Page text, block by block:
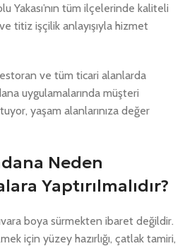
Yakası’nın tüm ilçelerinde kaliteli
titiz işçilik anlayışıyla hizmet
ve tüm ticari alanlarda
uygulamalarında müşteri
yaşam alanlarınıza değer
Neden
Yaptırılmalıdır?
boya sürmekten ibaret değildir.
için yüzey hazırlığı, çatlak tamiri,